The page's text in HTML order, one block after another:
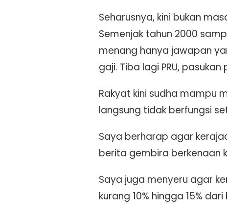
Seharusnya, kini bukan
Semenjak tahun 2000
menang hanya jawapan
gaji. Tiba lagi PRU,
Rakyat kini sudha mampu
langsung tidak berfungsi
Saya berharap agar
berita gembira berkenaan
Saya juga menyeru agar
kurang 10% hingga 15%